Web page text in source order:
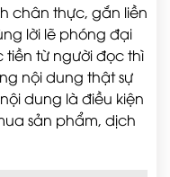
chân thực, gắn liền
lời lẽ phóng đại
tiền từ người đọc thì
nội dung thật sự
dung là điều kiện
sản phẩm, dịch